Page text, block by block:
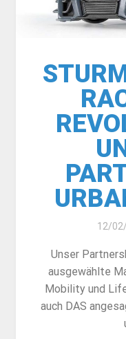
12/
Unser
ausgewählte
Mobility und
auch DAS